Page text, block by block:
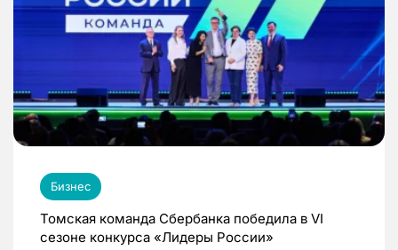
Бизнес
Томская команда Сбербанка победила в VI
сезоне конкурса «Лидеры России»